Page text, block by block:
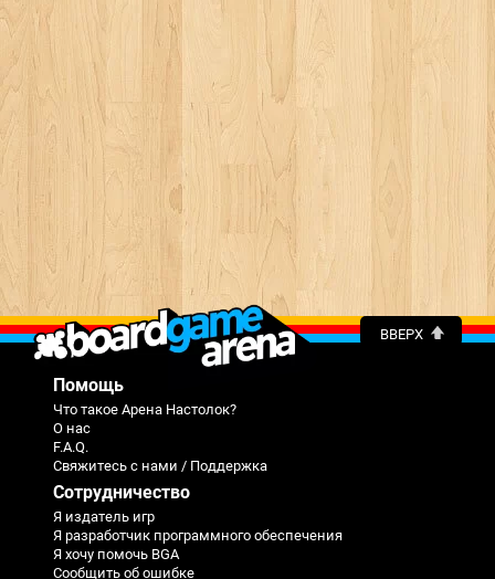
ВВЕРХ
Помощь
Что такое Арена Настолок?
О нас
F.A.Q.
Свяжитесь с нами / Поддержка
Сотрудничество
Я издатель игр
Я разработчик программного обеспечения
Я хочу помочь BGA
Сообщить об ошибке